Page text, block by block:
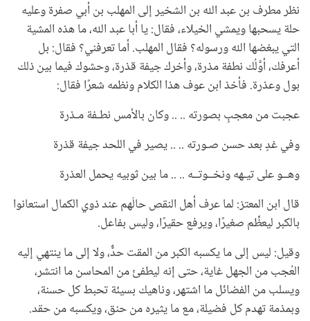
نظر مطرف بن عبد الله بن الشخير إلى المهلب بن أبي صفرة وعليه
حلة يسحبها ويمشي الخيلاء، فقال: يا أبا عبد الله، ما هذه المشية
التي يبغضها الله ورسوله؟ فقال المهلب. أما تعرفني؟ فقال: بل
أعرفك، أوَّلُك نطفة مذرة، وأخرك جيفة قذرة، وحشوك فيما بين ذلك
بول وعذرة. فأخذ ابن عوف هذا الكلام ونظمه شعرًا فقال:
عجبت من معجبٍ بصورته .. .. وكان بالأمس نطـفة مـذرة
وفي غدٍ بعد حسن صـورته .. .. يصير في اللحد جيفة قذرة
وهــو على تيـهه ونخــوتــه .. .. ما بين ثوبيه يحمل العذرة
قال ابن المعتز: لما عرف أهل النقص حالَهم عند ذوي الكمال استعانوا
بالكبر ليعظِّم صغيرًا، ويرفع حقيرًا، وليس بفاعل.
وقيل: ليس إلى ما يكسبه الكبر من المقت حدٌّ، ولا إلى ما ينتهي إليه
العُجب من الجهل غاية، حتى إنه ليطفئ من المحاسن ما انتشر،
ويسلب من الفضائل ما اشتهر، وناهيك بسيئة تحبط كل حسنة،
وبمذمة تهدم كل فضيلة، مع ما يثيره من حنق، ويكسبه من حقد.